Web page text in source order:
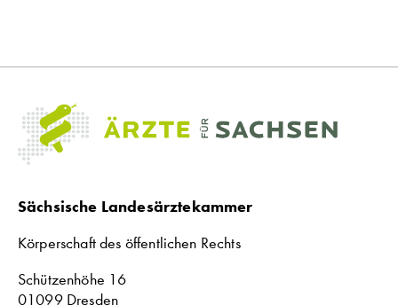
Sächsische Landesärztekammer
Körperschaft des öffentlichen Rechts
Schützenhöhe 16
01099 Dresden